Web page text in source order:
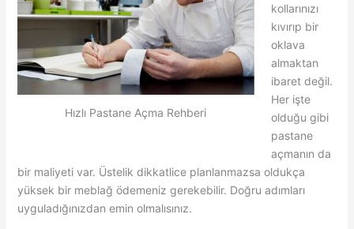
Hızlı Pastane Açma Rehberi
kollarınızı
kıvırıp bir
oklava
almaktan
ibaret değil.
Her işte
olduğu gibi
pastane
açmanın da
bir maliyeti var. Üstelik dikkatlice planlanmazsa oldukça
yüksek bir meblağ ödemeniz gerekebilir. Doğru adımları
uyguladığınızdan emin olmalısınız.